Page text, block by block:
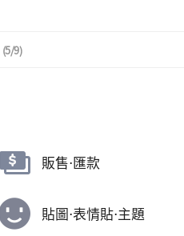
(5/9)
販售⋅匯款
貼圖⋅表情貼⋅主題